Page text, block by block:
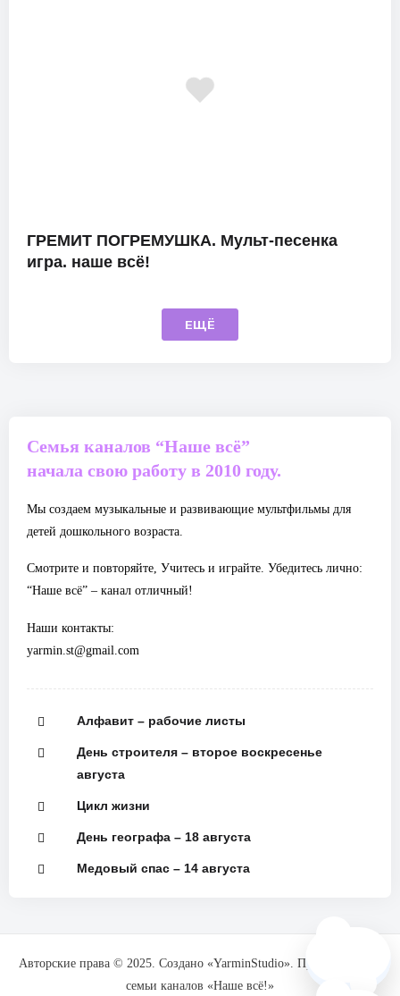
ГРЕМИТ ПОГРЕМУШКА. Мульт-песенка
игра. наше всё!
ЕЩЁ
Семья каналов “Наше всё”
начала свою работу в 2010 году.
Мы создаем музыкальные и развивающие мультфильмы для
детей дошкольного возраста.
Смотрите и повторяйте, Учитесь и играйте. Убедитесь лично:
“Наше всё” – канал отличный!
Наши контакты:
yarmin.st@gmail.com
Алфавит – рабочие листы
День строителя – второе воскресенье
августа
Цикл жизни
День географа – 18 августа
Медовый спас – 14 августа
Авторские права © 2025. Создано «YarminStudio». При поддержке
семьи каналов «Наше всё!»